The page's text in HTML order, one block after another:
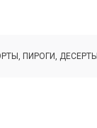
ПИРОГИ, ДЕСЕРТЫ